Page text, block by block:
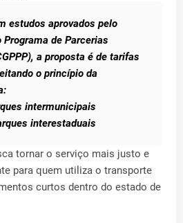
estudos aprovados pelo
de Parcerias
a proposta é de tarifas
o princípio da
intermunicipais
interestaduais
tornar o serviço mais justo e
para quem utiliza o transporte
curtos dentro do estado de